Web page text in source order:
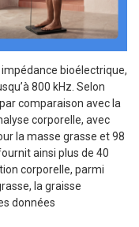
impédance bioélectrique,
800 kHz. Selon
comparaison avec la
corporelle, avec
la masse grasse et 98
ainsi plus de 40
corporelle, parmi
la graisse
données